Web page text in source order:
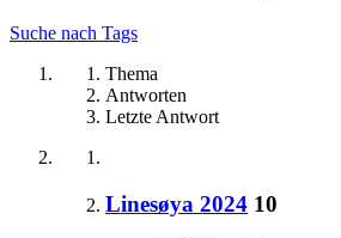
Suche nach Tags
Thema
Antworten
Letzte Antwort
Linesøya 2024 10